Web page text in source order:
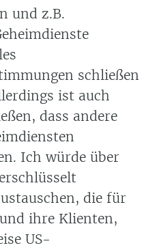
und z.B.
schließen
ist auch
dass andere
Ich würde über
die für
ihre Klienten,
US-